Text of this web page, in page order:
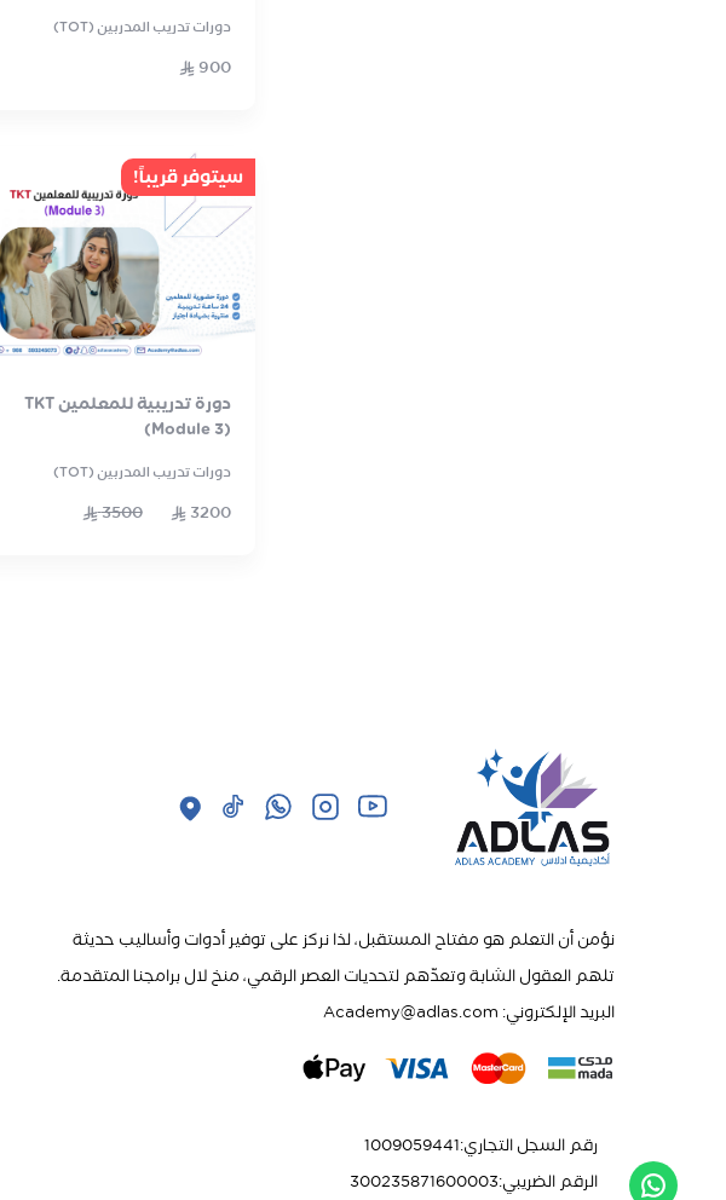
دورات تدريب المدربين (TOT)
900
سيتوفر قريباً!
دورة تدريبية للمعلمين TKT
(Module 3)
دورات تدريب المدربين (TOT)
3200
3500
نؤمن أن التعلم هو مفتاح المستقبل، لذا نركز على توفير أدوات وأساليب حديثة
تلهم العقول الشابة وتعدّهم لتحديات العصر الرقمي، منخ لال برامجنا المتقدمة.
البريد الإلكتروني: Academy@adlas.com
رقم السجل التجاري:
1009059441
الرقم الضريبي:
300235871600003